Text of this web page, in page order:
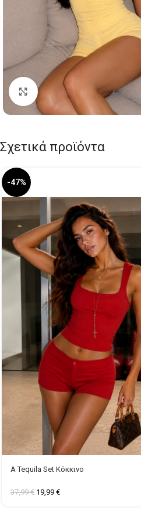
Click to enlarge
Σχετικά προϊόντα
-47%
A Tequila Set Κόκκινο
37,99€ 19,99 €